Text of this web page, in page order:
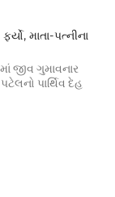
માતા-પત્નીના
જીવ ગુમાવનાર
પાર્થિવ દેહ